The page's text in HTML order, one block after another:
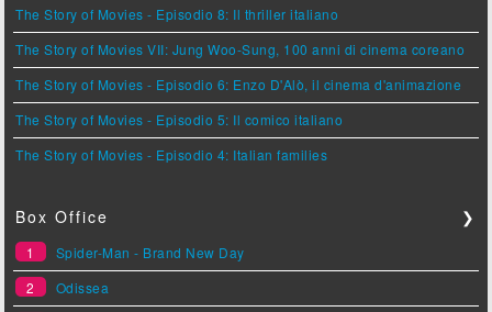
The Story of Movies - Episodio 8: Il thriller italiano
The Story of Movies VII: Jung Woo-Sung, 100 anni di cinema coreano
The Story of Movies - Episodio 6: Enzo D'Alò, il cinema d'animazione
The Story of Movies - Episodio 5: Il comico italiano
The Story of Movies - Episodio 4: Italian families
Box Office ❯
1
Spider-Man - Brand New Day
2
Odissea